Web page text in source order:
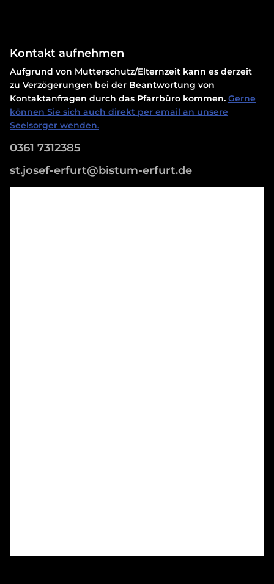
Kontakt aufnehmen
Aufgrund von Mutterschutz/Elternzeit kann es derzeit
zu Verzögerungen bei der Beantwortung von
Kontaktanfragen durch das Pfarrbüro kommen. Gerne
können Sie sich auch direkt per email an unsere
Seelsorger wenden.
0361 7312385
st.josef-erfurt@bistum-erfurt.de